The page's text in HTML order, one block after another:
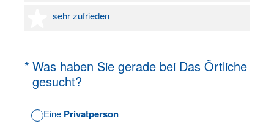
sehr zufrieden
5 Sterne
* Was haben Sie gerade bei Das Örtliche
gesucht?
(Erforderlich.)
Eine Privatperson